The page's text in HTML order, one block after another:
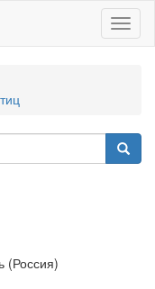
(Россия)